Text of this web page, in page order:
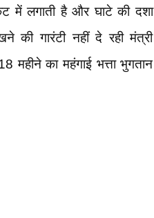
में लगाती है और घाटे की दशा
की गारंटी नहीं दे रही मंत्री
महीने का महंगाई भत्ता भुगतान